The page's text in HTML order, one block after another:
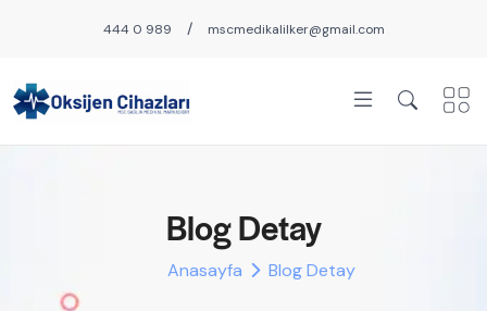
444 0 989 / mscmedikalilker@gmail.com
Blog Detay
Anasayfa Blog Detay